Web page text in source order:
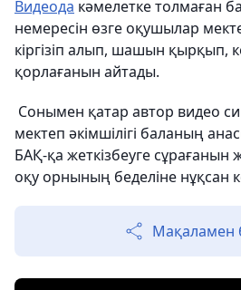
Видеода кәмелетке толмаған
немересін өзге оқушылар
кіргізіп алып, шашын қырқып,
қорлағанын айтады.
Сонымен қатар автор видео
мектеп әкімшілігі баланың
БАҚ-қа жеткізбеуге сұрағанын
оқу орнының беделіне нұқсан
Мақаламен